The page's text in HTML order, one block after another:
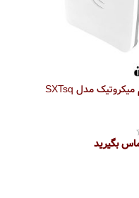
رادیو بی سیم میکروتیک مدل SXTsq
بگیرید